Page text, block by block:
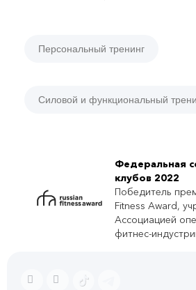
Персональный тренинг
Силовой и функциональный
Федеральная
клубов 2022
Победитель
Fitness Award,
Ассоциацией
фитнес-